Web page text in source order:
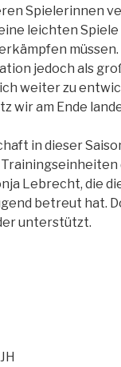
Spielerinnen
leichten
müssen.
jedoch als
weiter zu
wir am Ende
in dieser
Lebrecht, die
betreut hat.
unterstützt.